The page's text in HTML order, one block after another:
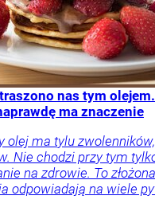
nas tym
ma znaczenie
olej ma tylu
Nie chodzi przy tym
na zdrowie. To
odpowiadają na wiele